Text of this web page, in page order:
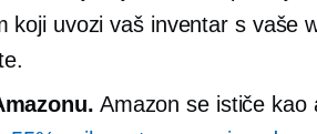
koji uvozi vaš inventar s vaše
Amazon se ističe kao